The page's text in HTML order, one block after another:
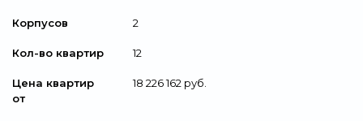
Корпусов 2
Кол-во квартир 12
Цена квартир
от
18 226 162 руб.